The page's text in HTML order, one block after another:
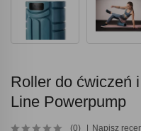
Roller do ćwiczeń
Line Powerpump
(0) Napisz